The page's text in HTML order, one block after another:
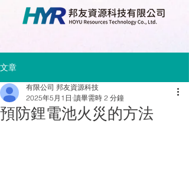
文章
預防鋰電池火災的方法
有限公司 邦友資源科技
2025年5月1日 讀畢需時 2 分鐘